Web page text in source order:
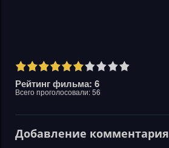
Рейтинг фильма: 6
Всего проголосовали:56
Добавление комментария